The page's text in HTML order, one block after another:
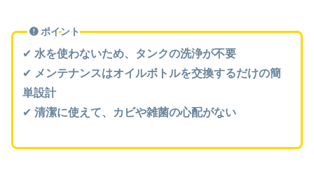
ポイント
✔ 水を使わないため、タンクの洗浄が不要
✔ メンテナンスはオイルボトルを交換するだけの簡
単設計
✔ 清潔に使えて、カビや雑菌の心配がない